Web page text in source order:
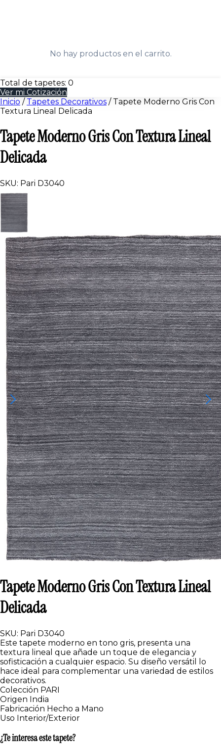
No hay productos en el carrito.
Total de tapetes: 0
Ver mi Cotización
Inicio / Tapetes Decorativos / Tapete Moderno Gris Con
Textura Lineal Delicada
Tapete Moderno Gris Con Textura Lineal
Delicada
SKU: Pari D3040
Tapete Moderno Gris Con Textura Lineal
Delicada
SKU: Pari D3040
Este tapete moderno en tono gris, presenta una
textura lineal que añade un toque de elegancia y
sofisticación a cualquier espacio. Su diseño versátil lo
hace ideal para complementar una variedad de estilos
decorativos.
Colección PARI
Origen India
Fabricación Hecho a Mano
Uso Interior/Exterior
¿Te interesa este tapete?